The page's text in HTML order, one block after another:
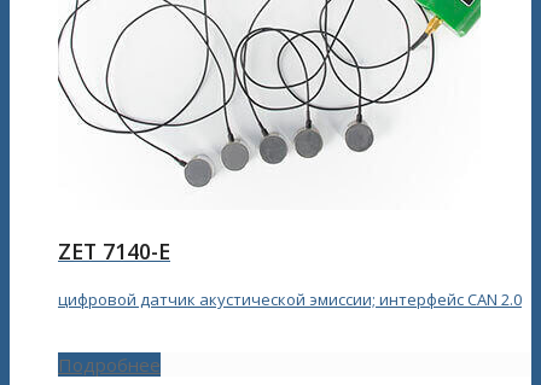
ZET 7140-E
цифровой датчик акустической эмиссии; интерфейс CAN 2.0
Подробнее